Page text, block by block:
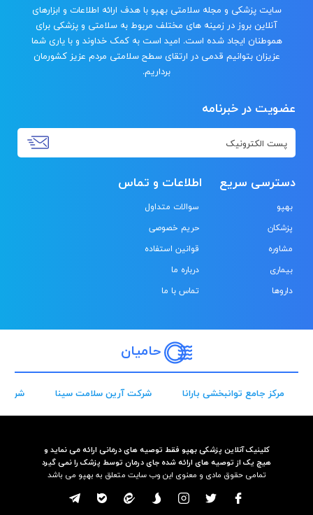
سایت پزشکی و مجله سلامتی بهپو با هدف ارائه اطلاعات و ابزارهای
آنلاین بروز در زمینه های مختلف مربوط به سلامتی و پزشکی برای
هموطنان ایجاد شده است. امید است به کمک خداوند و با یاری شما
عزیزان بتوانیم قدمی در ارتقای سطح سلامتی مردم عزیز کشورمان
برداریم.
عضویت در خبرنامه
دسترسی سریع
بهپو
پزشکان
مشاوره
بیماری
داروها
اطلاعات و تماس
سوالات متداول
حریم خصوصی
قوانین استفاده
درباره ما
تماس با ما
حامیان
مرکز جامع توانبخشی بارانا شرکت آرین سلامت سینا شرکت
کلینیک آنلاین پزشکی بهپو فقط توصیه های درمانی ارائه می نماید و
هیچ یک از توصیه های ارائه شده جای درمان توسط پزشک را نمی گیرد
تمامی حقوق مادی و معنوی این وب سایت متعلق به بهپو می باشد